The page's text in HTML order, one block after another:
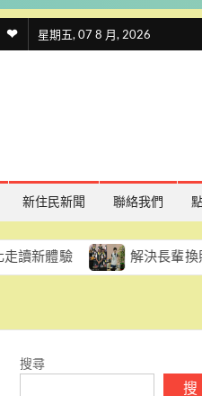
星期五, 07 8 月, 2026
官
新住民新聞 聯絡我們
解決長輩換照資訊亂象
搜尋
搜